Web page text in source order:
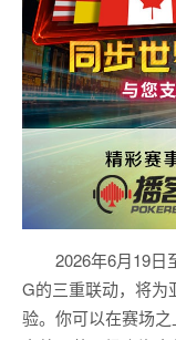
2026年6月19日
G的三重联动，将为
验。 你可以在赛场